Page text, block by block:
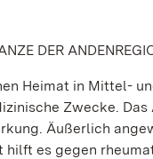
DER
Heimat in Mittel-
Zwecke.
Äußerlich
hilft es gegen